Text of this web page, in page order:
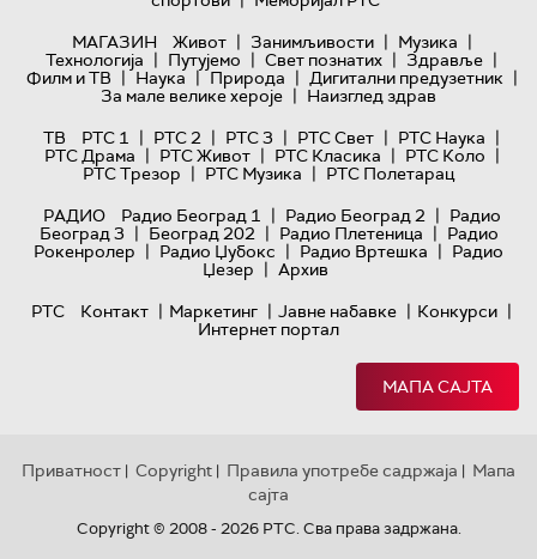
МАГАЗИН
Живот | Занимљивости | Музика |
Технологијa | Путујемо | Свет познатих | Здравље |
Филм и ТВ | Наука | Природа | Дигитални предузетник |
За мале велике хероје | Наизглед здрав
ТВ
РТС 1 | РТС 2 | РТС 3 | РТС Свет | РТС Наука |
РТС Драма | РТС Живот | РТС Класика | РТС Коло |
РТС Трезор | РТС Музика | РТС Полетарац
РАДИО
Радио Београд 1 | Радио Београд 2 | Радио
Београд 3 | Београд 202 | Радио Плетеница | Радио
Рокенролер | Радио Џубокс | Радио Вртешка | Радио
Џезер | Архив
РТС
Контакт | Маркетинг | Јавне набавке | Конкурси |
Интернет портал
МАПА САЈТА
Приватност | Copyright | Правила употребе садржаја | Мапа
сајта
Copyright © 2008 - 2026 РТС. Сва права задржана.